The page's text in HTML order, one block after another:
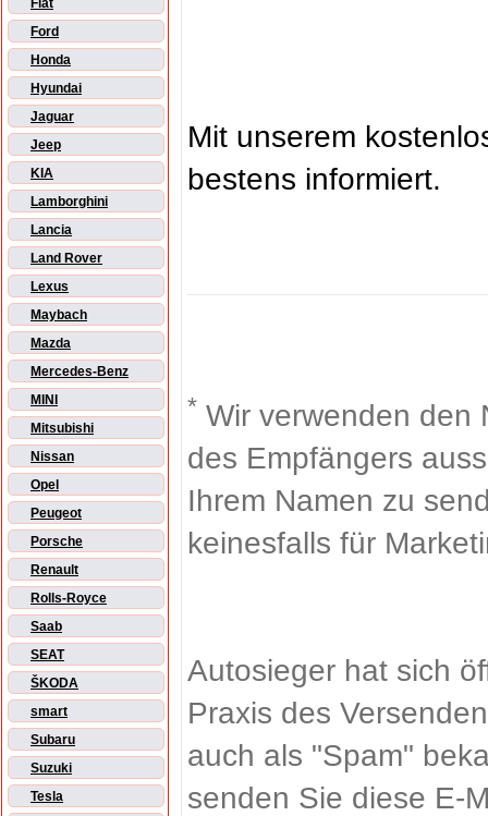
Fiat
Ford
Honda
Hyundai
Jaguar
Jeep
KIA
Lamborghini
Lancia
Land Rover
Lexus
Maybach
Mazda
Mercedes-Benz
MINI
Mitsubishi
Nissan
Opel
Peugeot
Porsche
Renault
Rolls-Royce
Saab
SEAT
ŠKODA
smart
Subaru
Suzuki
Tesla
Mit unserem
bestens informiert.
* Wir verwenden den
des Empfängers
Ihrem Namen zu
keinesfalls für
Autosieger hat sich
Praxis des
auch als "Spam"
senden Sie diese E-